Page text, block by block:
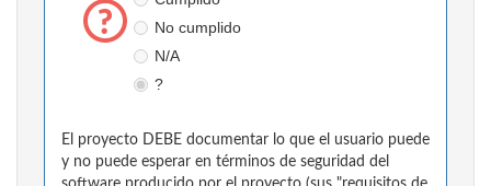
No cumplido
N/A
?
El proyecto DEBE documentar lo que el usuario puede
y no puede esperar en términos de seguridad del